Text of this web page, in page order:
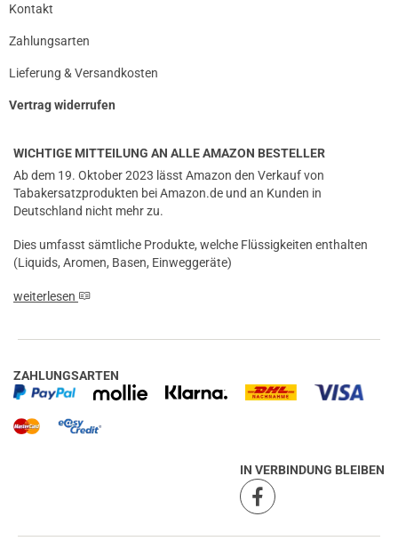
Kontakt
Zahlungsarten
Lieferung & Versandkosten
Vertrag widerrufen
WICHTIGE MITTEILUNG AN ALLE AMAZON BESTELLER
Ab dem 19. Oktober 2023 lässt Amazon den Verkauf von
Tabakersatzprodukten bei Amazon.de und an Kunden in
Deutschland nicht mehr zu.
Dies umfasst sämtliche Produkte, welche Flüssigkeiten enthalten
(Liquids, Aromen, Basen, Einweggeräte)
weiterlesen
ZAHLUNGSARTEN
IN VERBINDUNG BLEIBEN